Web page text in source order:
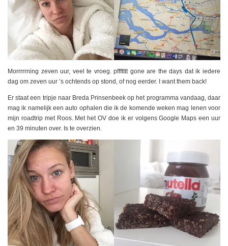
Morrrrrning zeven uur, veel te vroeg. pffftttt gone are the days dat ik iedere
dag om zeven uur ’s ochtends op stond, of nog eerder. I want them back!
Er staat een tripje naar Breda Prinsenbeek op het programma vandaag, daar
mag ik namelijk een auto ophalen die ik de komende weken mag lenen voor
mijn roadtrip met Roos. Met het OV doe ik er volgens Google Maps een uur
en 39 minuten over. Is te overzien.